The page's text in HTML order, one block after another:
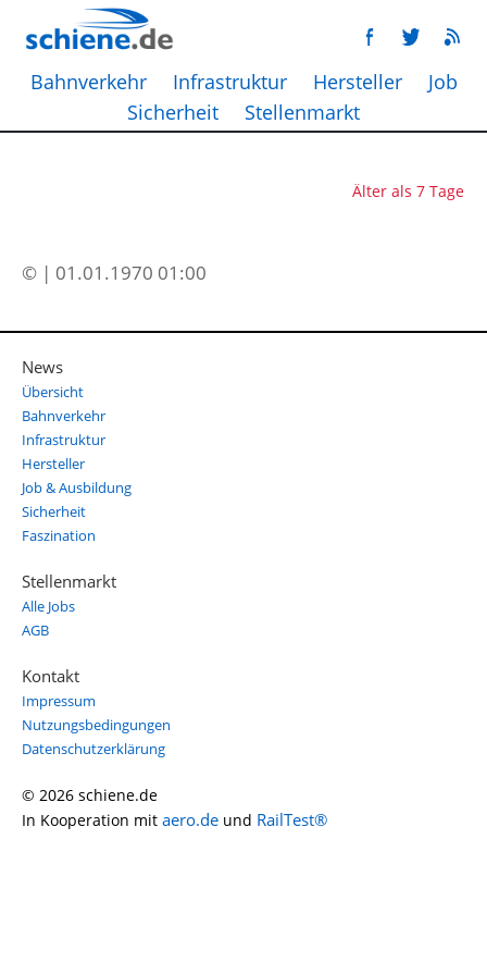
Bahnverkehr Infrastruktur Hersteller
Job
Sicherheit
Stellenmarkt
Älter als 7 Tage
© | 01.01.1970 01:00
News
Übersicht
Bahnverkehr
Infrastruktur
Hersteller
Job & Ausbildung
Sicherheit
Faszination
Stellenmarkt
Alle Jobs
AGB
Kontakt
Impressum
Nutzungsbedingungen
Datenschutzerklärung
© 2026 schiene.de
In Kooperation mit aero.de und RailTest®